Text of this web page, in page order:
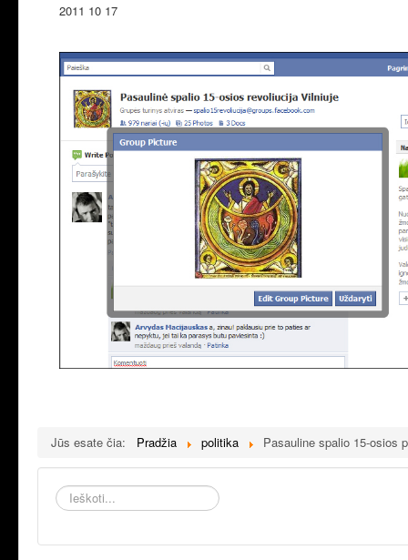
2011 10 17
Jūs esate čia: Pradžia politika Pasauline spalio 15-osios
Ieškoti...